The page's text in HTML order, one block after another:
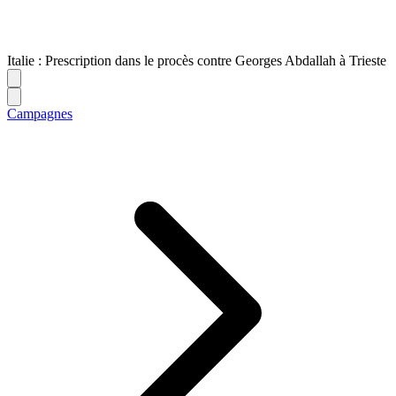
Italie : Prescription dans le procès contre Georges Abdallah à Trieste
Campagnes